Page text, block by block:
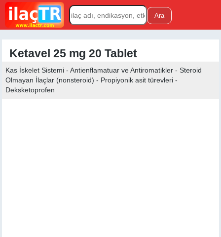
Ketavel 25 mg 20 Tablet
Kas İskelet Sistemi - Antienflamatuar ve Antiromatikler - Steroid
Olmayan İlaçlar (nonsteroid) - Propiyonik asit türevleri -
Deksketoprofen